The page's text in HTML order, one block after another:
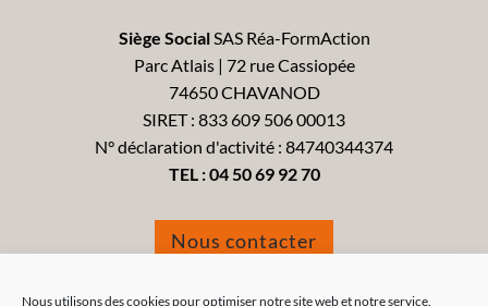
Nous utilisons des cookies pour optimiser notre site web et notre service.
Siège SocialSAS Réa-FormAction
Parc Atlais | 72 rue Cassiopée
74650 CHAVANOD
SIRET : 833 609 506 00013
N° déclaration d'activité : 84740344374
TEL :04 50 69 92 70
Nous contacter